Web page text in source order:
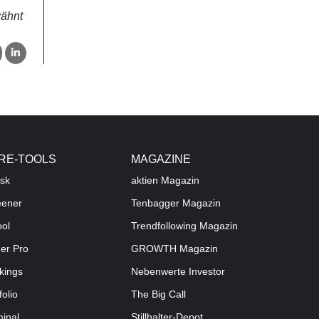
TOOLS
Pro
MAGAZINE
aktien Magazin
Tenbagger Magazin
Trendfollowing Magazin
GROWTH Magazin
Nebenwerte Investor
The Big Call